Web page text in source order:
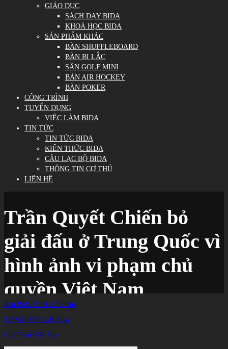
GIÁO DỤC
SÁCH DẠY BIDA
KHOÁ HỌC BIDA
SẢN PHẨM KHÁC
BÀN SHUFFLEBOARD
BÀN BI LẮC
SÂN GOLF MINI
BÀN AIR HOCKEY
BÀN POKER
CÔNG TRÌNH
TUYỂN DỤNG
VIỆC LÀM BIDA
TIN TỨC
TIN TỨC BIDA
KIẾN THỨC BIDA
CÂU LẠC BỘ BIDA
THÔNG TIN CƠ THỦ
LIÊN HỆ
Trần Quyết Chiến bỏ
giải đấu ở Trung Quốc vì
hình ảnh vi phạm chủ
quyền Việt Nam
TIN TỨC /
Bàn Bida Thiết Kế Riêng
Tư Vấn Mở CLB Bida
Cho Thuê Bàn Bia